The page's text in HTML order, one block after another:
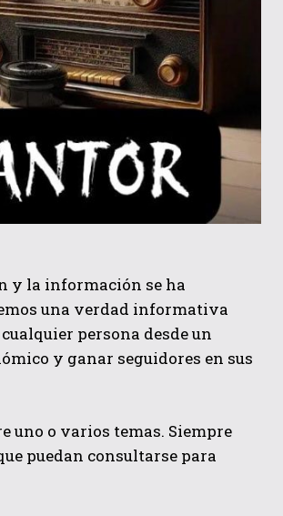
y la información se ha
una verdad informativa
persona desde un
y ganar seguidores en sus
uno o varios temas. Siempre
puedan consultarse para